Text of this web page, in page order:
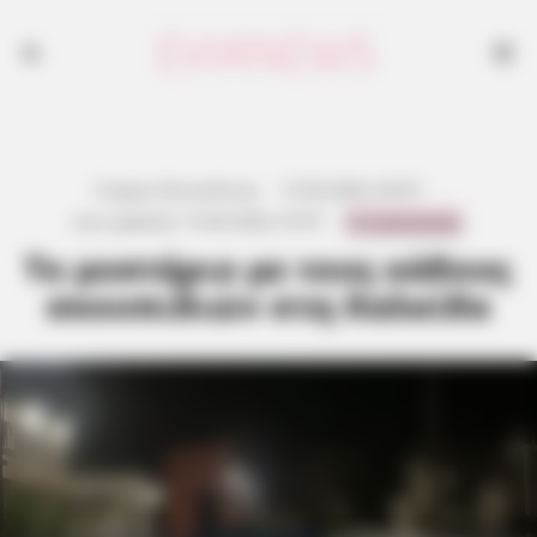
Το μυστήριο με τους κάδους
σκουπιδιών στη Χαλκίδα